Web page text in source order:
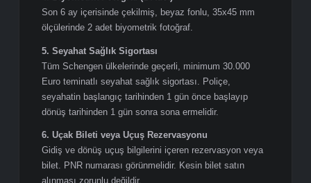
▸ Herkes İçin Zorunlu Ortak Evraklar
1. VIDEX Başvuru Formu
VIDEX sistemi üzerinden eksiksiz doldurulmuş ve
başvuru sahibi tarafından imzalanmış başvuru formu.
İmzalanmamış formlar kabul edilmez.
2. Geçerli Pasaport
tarihinden itibaren en az 6 ay geçerliliği bulunan, en az 2
boş sayfası olan pasaport. Varsa eski pasaportlar da
dosyaya eklenmelidir. Hasarlı, yıpranmış veya deforme